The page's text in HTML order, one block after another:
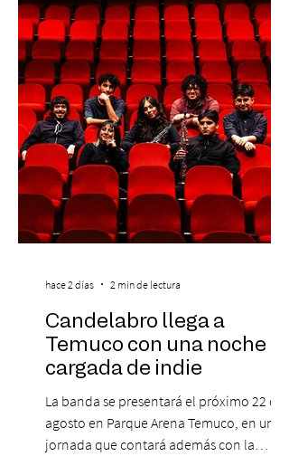
se da inicio a la segunda etapa con una
preventa con 20% descuento para los
clientes del mismo banco y 20% para las
personas que se pre inscribieron y el miérc
Candelabro llega a
Temuco con una noche
cargada de indie
La banda se presentará el próximo 22 de
agosto en Parque Arena Temuco, en una
jornada que contará además con la
hace 2 días 2 min de lectura